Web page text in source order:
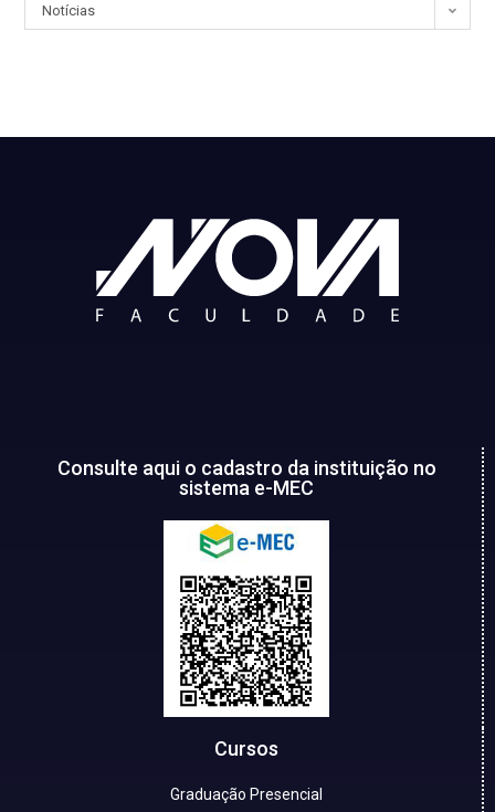
Notícias
Consulte aqui o cadastro da instituição no
sistema e-MEC
Cursos
Graduação Presencial